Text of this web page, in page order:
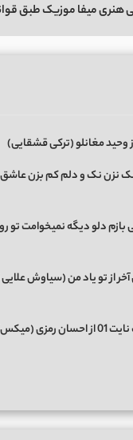
هنری میفا موزیک طبق
وحید مغانلو (ترکی قشقایی)
نزن نک و دلم کم بزن عاشق
دلو دیگه نمیخوامت تو
از تو یاد من (سیاوش
دانلود ریمیکس هایپ نایت 01 از